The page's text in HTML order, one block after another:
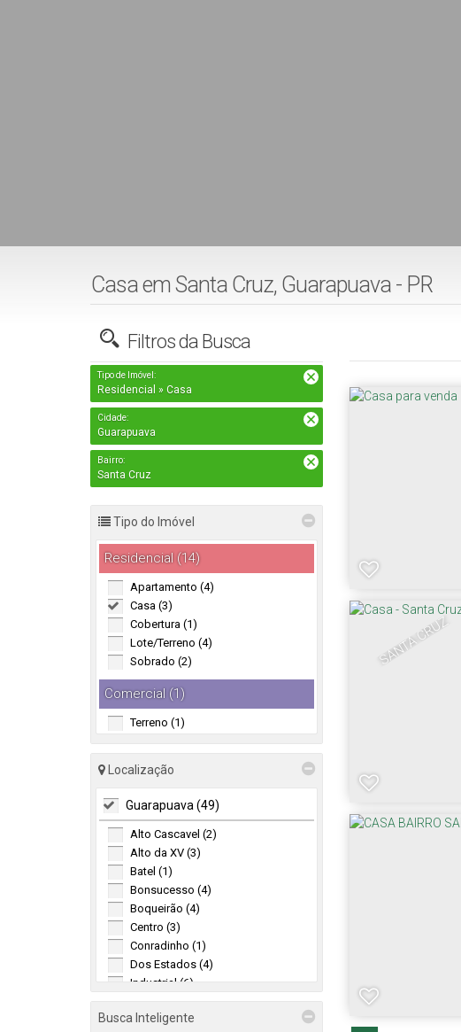
Casa em Santa Cruz, Guarapuava - PR
Filtros da Busca
Tipo de Imóvel:
Residencial » Casa
Cidade:
Guarapuava
Bairro:
Santa Cruz
Tipo do Imóvel
Residencial (14)
Apartamento (4)
Casa (3)
Cobertura (1)
Lote/Terreno (4)
Sobrado (2)
Comercial (1)
Terreno (1)
Localização
Guarapuava (49)
Alto Cascavel (2)
Alto da XV (3)
Batel (1)
Bonsucesso (4)
Boqueirão (4)
Centro (3)
Conradinho (1)
Dos Estados (4)
Industrial (6)
Loteamento João Gelinski (1)
Morro Alto (2)
Busca Inteligente
SANTA CRUZ